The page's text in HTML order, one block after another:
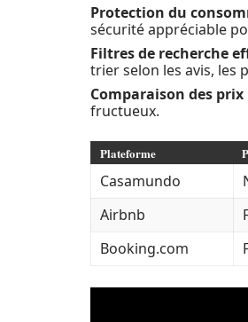
Protection du
sécurité appréciable
Filtres de recherche
trier selon les avis, les
Comparaison des prix
fructueux.
Plateforme
Casamundo
Airbnb
Booking.com